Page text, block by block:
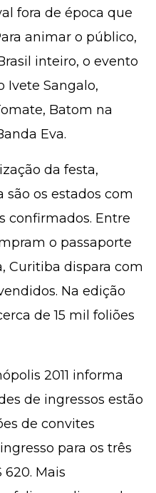
fora de época que
animar o público,
inteiro, o evento
Ivete Sangalo,
Batom na
Eva.
da festa,
são os estados com
confirmados. Entre
o passaporte
Curitiba dispara com
Na edição
de 15 mil foliões
2011 informa
de ingressos estão
de convites
para os três
620. Mais